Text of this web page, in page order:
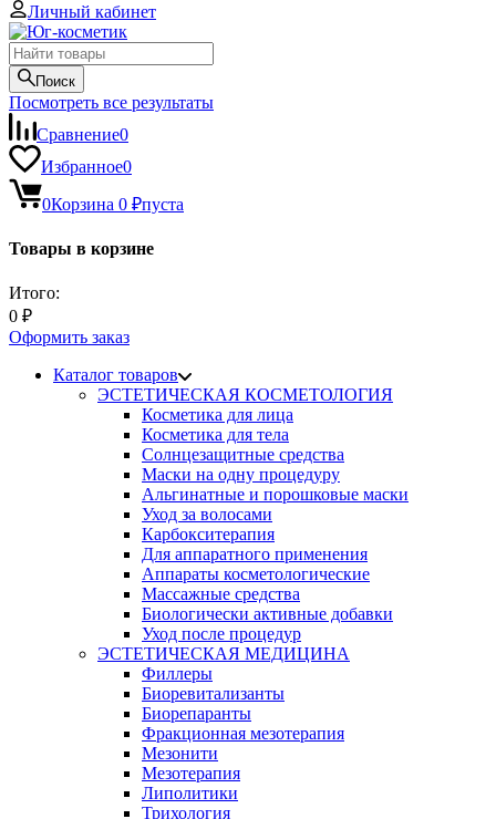
Личный кабинет
Поиск
Посмотреть все результаты
Сравнение0
Избранное0
0Корзина 0 ₽пуста
Товары в корзине
Итого:
0 ₽
Оформить заказ
Каталог товаров
ЭСТЕТИЧЕСКАЯ КОСМЕТОЛОГИЯ
Косметика для лица
Косметика для тела
Солнцезащитные средства
Маски на одну процедуру
Альгинатные и порошковые маски
Уход за волосами
Карбокситерапия
Для аппаратного применения
Аппараты косметологические
Массажные средства
Биологически активные добавки
Уход после процедур
ЭСТЕТИЧЕСКАЯ МЕДИЦИНА
Филлеры
Биоревитализанты
Биорепаранты
Фракционная мезотерапия
Мезонити
Мезотерапия
Липолитики
Трихология